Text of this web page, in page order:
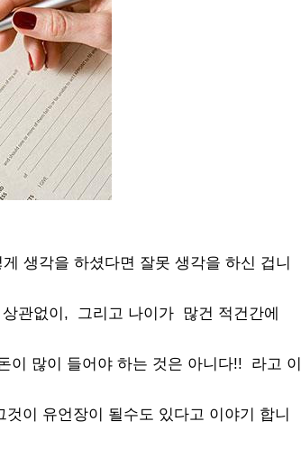
생각을 하셨다면 잘못 생각을 하신 겁니
관없이, 그리고 나이가 많건 적건간에
많이 들어야 하는 것은 아니다!! 라고 이
이 유언장이 될수도 있다고 이야기 합니